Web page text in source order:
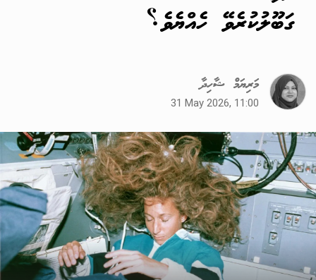
ގަބޫލުކުރެވޭ ހެއްޔެވެ؟
މަރިޔަމް ޝާހިދާ
31 May 2026, 11:00